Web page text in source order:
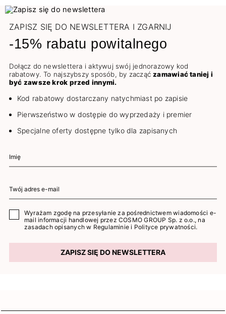
ZAPISZ SIĘ DO NEWSLETTERA I ZGARNIJ
-15% rabatu powitalnego
Dołącz do newslettera i aktywuj swój jednorazowy kod
rabatowy. To najszybszy sposób, by zacząćzamawiać taniej i
być zawsze krok przed innymi.
Kod rabatowy dostarczany natychmiast po zapisie
Pierwszeństwo w dostępie do wyprzedaży i premier
Specjalne oferty dostępne tylko dla zapisanych
Wyrażam zgodę na przesyłanie za pośrednictwem wiadomości e-
mail informacji handlowej przez COSMO GROUP Sp. z o.o., na
zasadach opisanych w Regulaminie i Polityce prywatności.
ZAPISZ SIĘ DO NEWSLETTERA